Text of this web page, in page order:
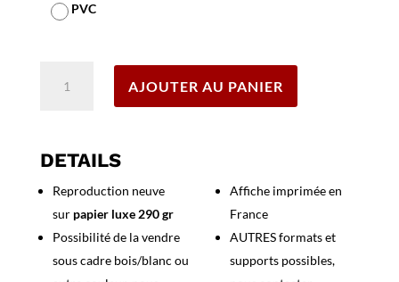
PVC
Paris
Belge
Pullman
AJOUTER AU PANIER
DETAILS
Reproduction neuve
sur papier luxe 290 gr
Possibilité de la vendre
sous cadre bois/blanc ou
Affiche imprimée en
France
AUTRES formats et
supports possibles,